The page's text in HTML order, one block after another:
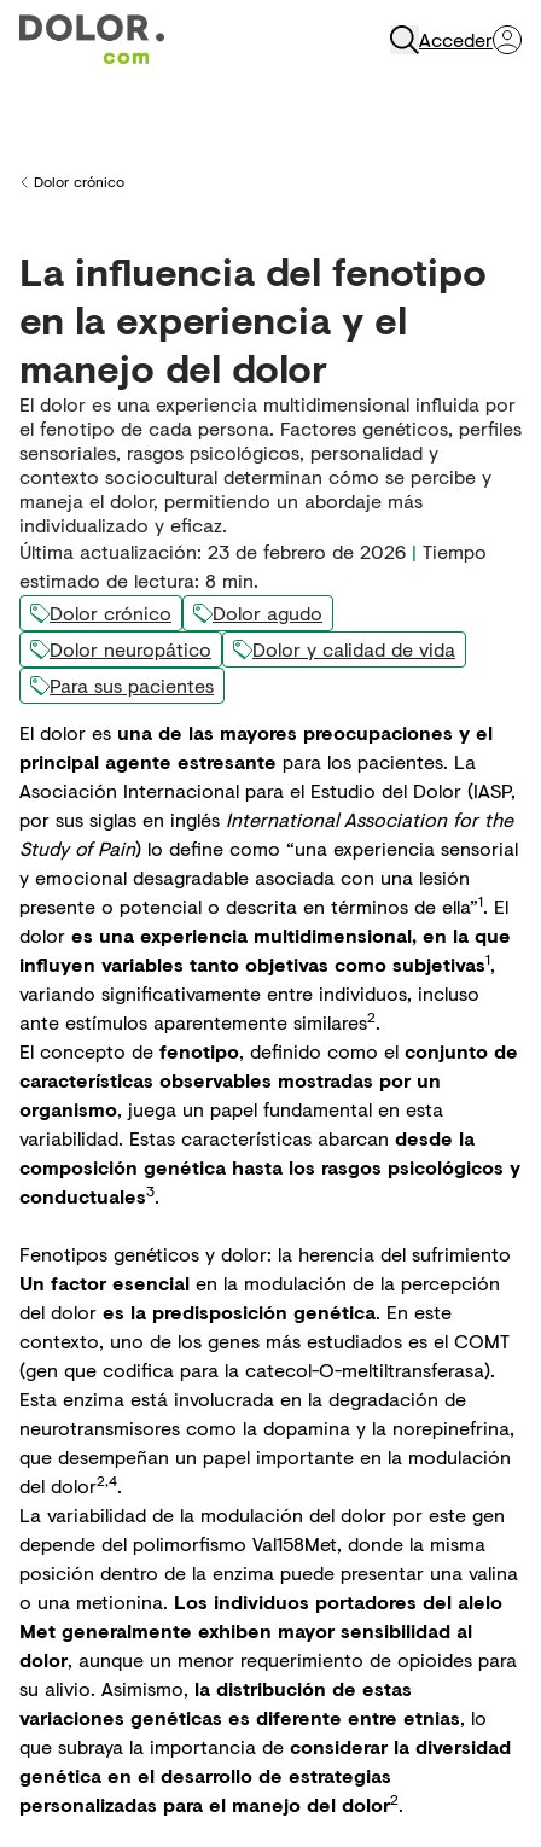
Acceder
Back to
Dolor crónico
La influencia del fenotipo
en la experiencia y el
manejo del dolor
El dolor es una experiencia multidimensional influida por
el fenotipo de cada persona. Factores genéticos, perfiles
sensoriales, rasgos psicológicos, personalidad y
contexto sociocultural determinan cómo se percibe y
maneja el dolor, permitiendo un abordaje más
individualizado y eficaz.
Última actualización: 23 de febrero de 2026 | Tiempo
estimado de lectura: 8 min.
Dolor crónico
Dolor agudo
Dolor neuropático
Dolor y calidad de vida
Para sus pacientes
El dolor es una de las mayores preocupaciones y el
principal agente estresante para los pacientes. La
Asociación Internacional para el Estudio del Dolor (IASP,
por sus siglas en inglés International Association for the
Study of Pain) lo define como “una experiencia sensorial
y emocional desagradable asociada con una lesión
presente o potencial o descrita en términos de ella”1. El
dolor es una experiencia multidimensional, en la que
influyen variables tanto objetivas como subjetivas1,
variando significativamente entre individuos, incluso
ante estímulos aparentemente similares2.
El concepto de fenotipo, definido como el conjunto de
características observables mostradas por un
organismo, juega un papel fundamental en esta
variabilidad. Estas características abarcan desde la
composición genética hasta los rasgos psicológicos y
conductuales3.
Fenotipos genéticos y dolor: la herencia del sufrimiento
Un factor esencial en la modulación de la percepción
del dolor es la predisposición genética. En este
contexto, uno de los genes más estudiados es el COMT
(gen que codifica para la catecol-O-meltiltransferasa).
Esta enzima está involucrada en la degradación de
neurotransmisores como la dopamina y la norepinefrina,
que desempeñan un papel importante en la modulación
del dolor2,4.
La variabilidad de la modulación del dolor por este gen
depende del polimorfismo Val158Met, donde la misma
posición dentro de la enzima puede presentar una valina
o una metionina. Los individuos portadores del alelo
Met generalmente exhiben mayor sensibilidad al
dolor, aunque un menor requerimiento de opioides para
su alivio. Asimismo, la distribución de estas
variaciones genéticas es diferente entre etnias, lo
que subraya la importancia de considerar la diversidad
genética en el desarrollo de estrategias
personalizadas para el manejo del dolor2.